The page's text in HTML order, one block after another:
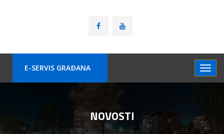
E-SERVIS GRAÐANA
NOVOSTI